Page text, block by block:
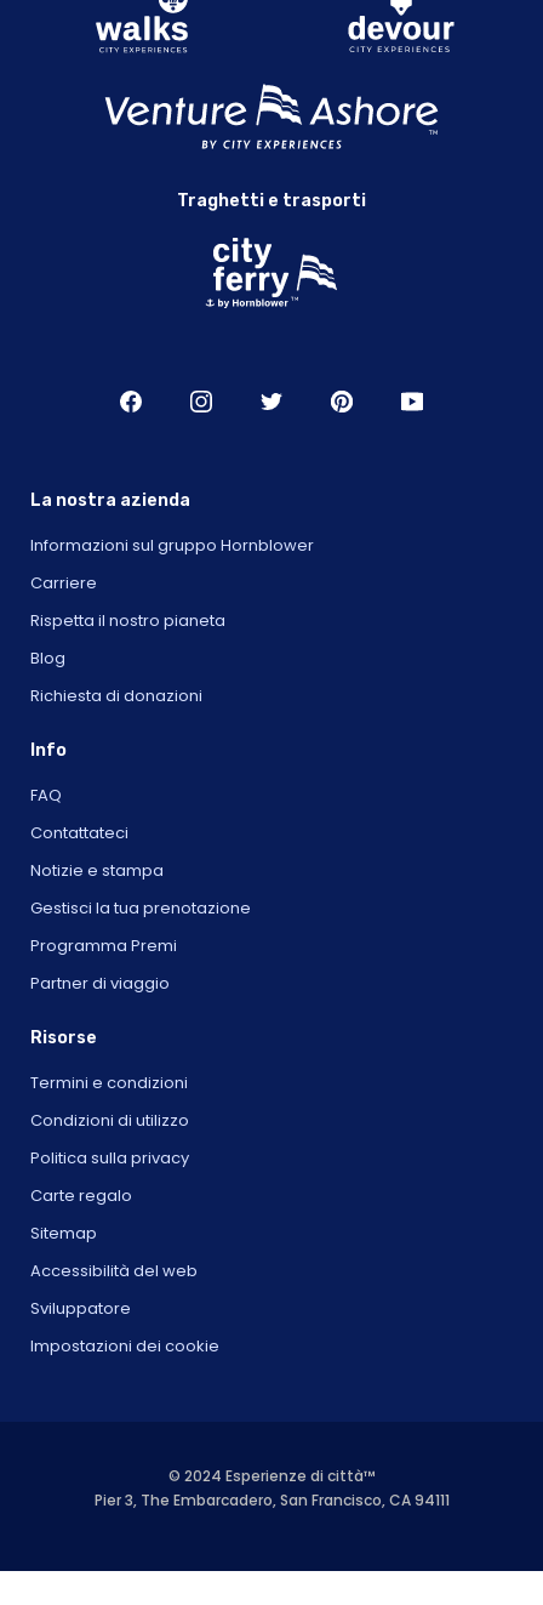
Traghetti e trasporti
La nostra azienda
Informazioni sul gruppo Hornblower
Carriere
Rispetta il nostro pianeta
Blog
Richiesta di donazioni
Info
FAQ
Contattateci
Notizie e stampa
Gestisci la tua prenotazione
Programma Premi
Partner di viaggio
Risorse
Termini e condizioni
Condizioni di utilizzo
Politica sulla privacy
Carte regalo
Sitemap
Accessibilità del web
Sviluppatore
Impostazioni dei cookie
© 2024 Esperienze di città™
Pier 3, The Embarcadero, San Francisco, CA 94111